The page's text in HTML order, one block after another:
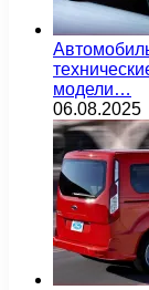
модели…
06.08.2025